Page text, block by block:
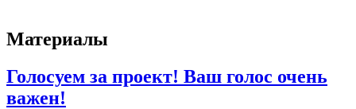
Материалы
Голосуем за проект! Ваш голос очень
важен!